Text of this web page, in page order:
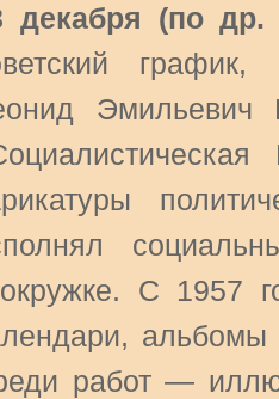
декабря (по др.
график,
Эмильевич
С 1957
работ —